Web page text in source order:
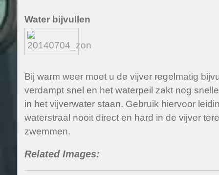
Water bijvullen
Bij warm weer moet u de vijver regelmatig
verdampt snel en het waterpeil zakt nog
in het vijverwater staan. Gebruik hiervoor
waterstraal nooit direct en hard in de vijver
zwemmen.
Related Images: